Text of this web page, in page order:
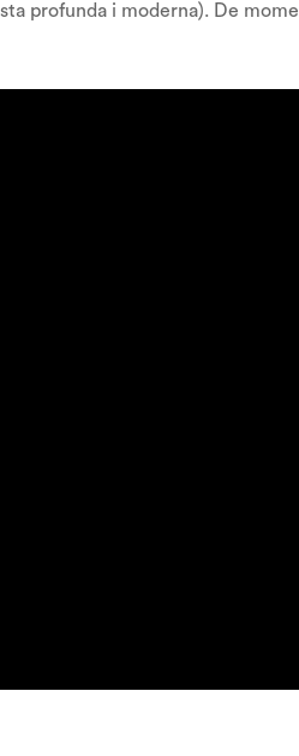
profunda i moderna). De